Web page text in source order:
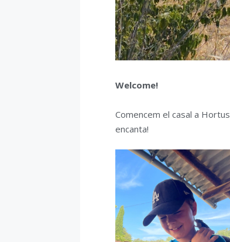
Welcome!
Comencem el casal a Hortus
encanta!